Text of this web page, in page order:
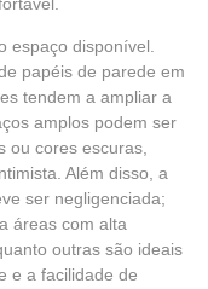
espaço disponível.
papéis de parede em
tendem a ampliar a
amplos podem ser
ou cores escuras,
Além disso, a
ser negligenciada;
áreas com alta
outras são ideais
e a facilidade de